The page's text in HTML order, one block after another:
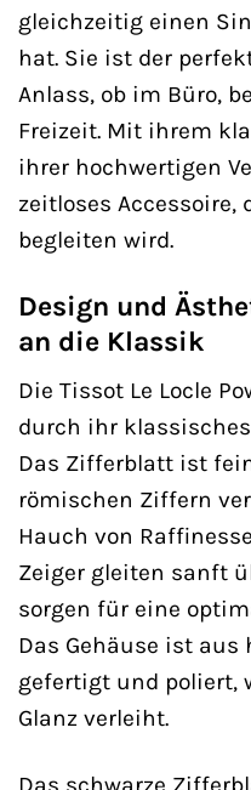
gleichzeitig einen
hat. Sie ist der
Anlass, ob im Büro,
Freizeit. Mit ihrem
ihrer hochwertigen
zeitloses Accessoire,
begleiten wird.
Design und
an die Klassik
Die Tissot Le Locle
durch ihr
Das Zifferblatt ist
römischen Ziffern
Hauch von
Zeiger gleiten sanft
sorgen für eine
Das Gehäuse ist
gefertigt und poliert,
Glanz verleiht.